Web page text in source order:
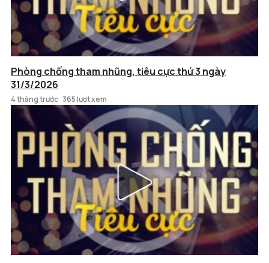
Phòng chống tham nhũng, tiêu cực thứ 3 ngày
31/3/2026
4 tháng trước 365 lượt xem